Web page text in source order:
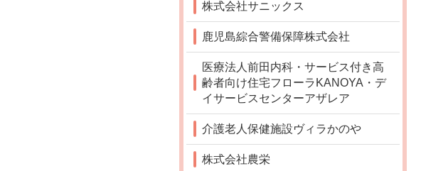
株式会社サニックス
鹿児島綜合警備保障株式会社
医療法人前田内科・サービス付き高
齢者向け住宅フローラKANOYA・デ
イサービスセンターアザレア
介護老人保健施設ヴィラかのや
株式会社農栄